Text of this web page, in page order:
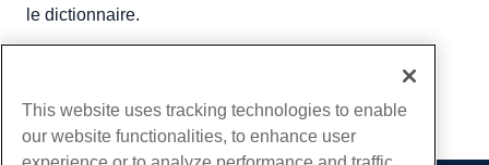
le dictionnaire.
Copie URL
This website uses tracking technologies to enable
our website functionalities, to enhance user